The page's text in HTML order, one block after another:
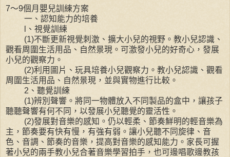
7～9個月嬰兒訓練方案
一、認知能力的培養
l、視覺訓練
(1)不斷更新視覺刺激、擴大小兒的視野。教小兒認識、
觀看周圍生活用品、自然景現。可激發小兒的好奇心，發展
小兒的觀察力。
(2)利用圖片、玩具培養小兒觀察力。教小兒認識、觀看
周圍生活用品、自然景現，並與實物進行比較。
2、聽覺訓練
(1)辨別聲響。將同一物體放入不同製品的盒中，讓孩子
聽聽聲響有何不同，以發展小兒聽覺的靈活性。
(2)發展對音樂的感知。仍以輕柔、節奏鮮明的輕音樂為
主，節奏要有快有慢，有強有弱。讓小兒聽不同旋律、音
色、音調、節奏的音樂，提高對音樂的感知能力。家長可握
著小兒的兩手教小兒合著音樂學習拍手，也可邊唱歌邊教孩